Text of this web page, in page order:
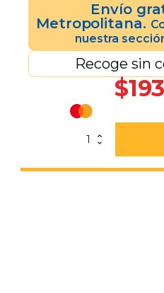
Envío
Metropolitana.
nuestra
Recoge sin
$
Bote